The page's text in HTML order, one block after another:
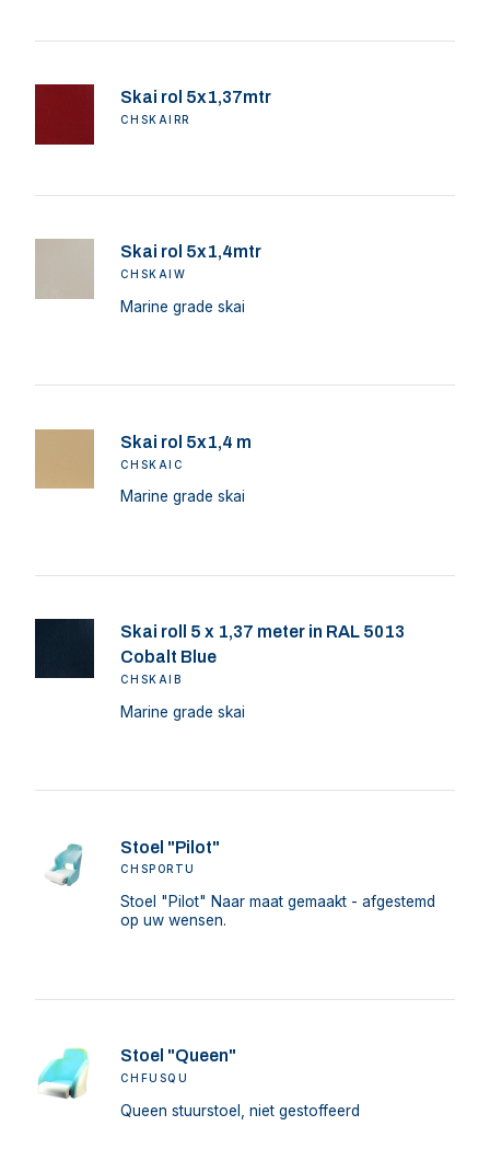
Skai rol 5x1,37mtr
CHSKAIRR
Skai rol 5x1,4mtr
CHSKAIW
Marine grade skai
Skai rol 5x1,4 m
CHSKAIC
Marine grade skai
Skai roll 5 x 1,37 meter in RAL 5013
Cobalt Blue
CHSKAIB
Marine grade skai
Stoel "Pilot"
CHSPORTU
Stoel "Pilot" Naar maat gemaakt - afgestemd
op uw wensen.
Stoel "Queen"
CHFUSQU
Queen stuurstoel, niet gestoffeerd